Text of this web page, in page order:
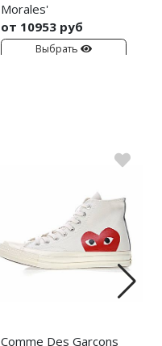
Morales'
от 10953 руб
Выбрать
Comme Des Garcons